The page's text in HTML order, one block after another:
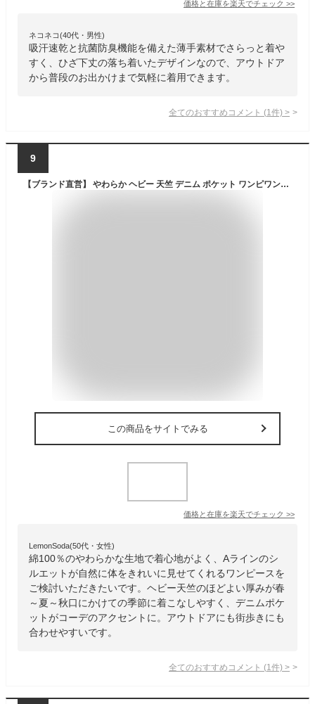
価格と在庫を楽天でチェック >>
ネコネコ(40代・男性)
吸汗速乾と抗菌防臭機能を備えた薄手素材でさらっと着や
すく、ひざ下丈の落ち着いたデザインなので、アウトドア
から普段のお出かけまで気軽に着用できます。
全てのおすすめコメント (1 件) >
9
【ブランド直営】 やわらか ヘビー 天竺 デニム ポケット ワンピワンピース レディース ロング丈 着痩せ 丈夫 ボディ綿100 無地 Aライン ドレープ 体型カバー ゆったり ワイド カジュアル キャンプ 夏 KRIFF MAYER LADYS クリフメイヤーレディース【2026SS】
この商品をサイトでみる
価格と在庫を楽天でチェック >>
LemonSoda(50代・女性)
綿100％のやわらかな生地で着心地がよく、Aラインのシ
ルエットが自然に体をきれいに見せてくれるワンピースを
ご検討いただきたいです。ヘビー天竺のほどよい厚みが春
～夏～秋口にかけての季節に着こなしやすく、デニムポケ
ットがコーデのアクセントに。アウトドアにも街歩きにも
合わせやすいです。
全てのおすすめコメント (1 件) >